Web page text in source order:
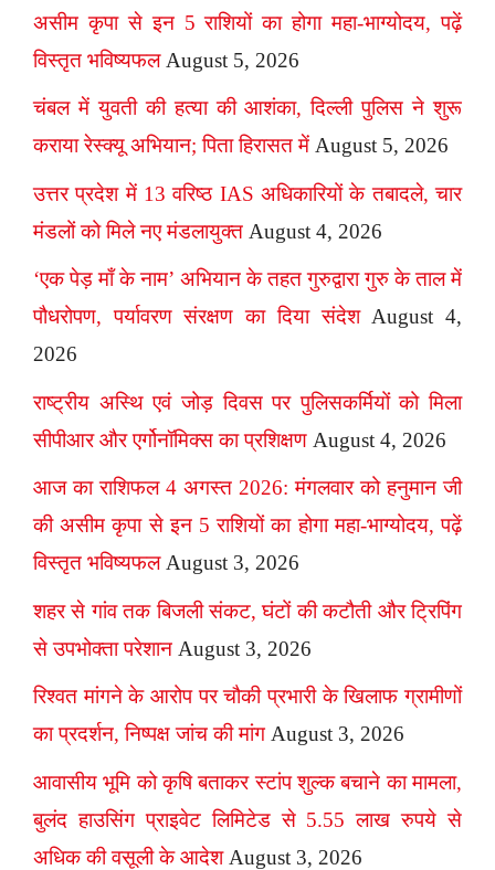
असीम कृपा से इन 5 राशियों का होगा महा-भाग्योदय, पढ़ें
विस्तृत भविष्यफल August 5, 2026
चंबल में युवती की हत्या की आशंका, दिल्ली पुलिस ने शुरू
कराया रेस्क्यू अभियान; पिता हिरासत में August 5, 2026
उत्तर प्रदेश में 13 वरिष्ठ IAS अधिकारियों के तबादले, चार
मंडलों को मिले नए मंडलायुक्त August 4, 2026
‘एक पेड़ माँ के नाम’ अभियान के तहत गुरुद्वारा गुरु के ताल में
पौधरोपण, पर्यावरण संरक्षण का दिया संदेश August 4,
2026
राष्ट्रीय अस्थि एवं जोड़ दिवस पर पुलिसकर्मियों को मिला
सीपीआर और एर्गोनॉमिक्स का प्रशिक्षण August 4, 2026
आज का राशिफल 4 अगस्त 2026: मंगलवार को हनुमान जी
की असीम कृपा से इन 5 राशियों का होगा महा-भाग्योदय, पढ़ें
विस्तृत भविष्यफल August 3, 2026
शहर से गांव तक बिजली संकट, घंटों की कटौती और ट्रिपिंग
से उपभोक्ता परेशान August 3, 2026
रिश्वत मांगने के आरोप पर चौकी प्रभारी के खिलाफ ग्रामीणों
का प्रदर्शन, निष्पक्ष जांच की मांग August 3, 2026
आवासीय भूमि को कृषि बताकर स्टांप शुल्क बचाने का मामला,
बुलंद हाउसिंग प्राइवेट लिमिटेड से 5.55 लाख रुपये से
अधिक की वसूली के आदेश August 3, 2026